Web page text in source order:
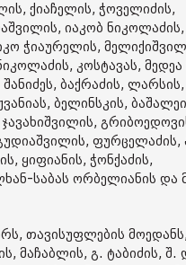
ქიაჩელის, ჭოველიძის,
იაკობ
ჭიაურელის,
კოსტავას, მედეა
ბაქრაძის, ლარსის,
ბელინსკის,
ფურცელაძის,
ყიფიანის, ჭონქაძის,
საბას ორბელიანის და
თავისუფლების მოედანს,
მაჩაბლის, გ. ტაბიძის, შ.